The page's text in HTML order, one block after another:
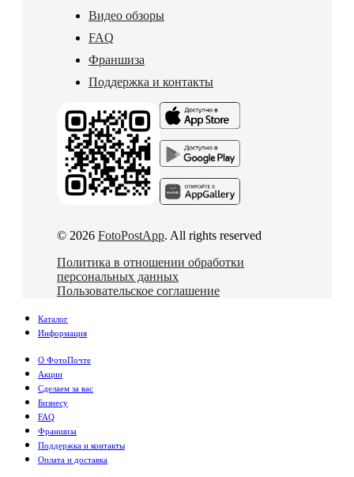
Видео обзоры
FAQ
Франшиза
Поддержка и контакты
© 2026 FotoPostApp. All rights reserved
Политика в отношении обработки
персональных данных
Пользовательское соглашение
Каталог
Информация
О ФотоПочте
Акции
Сделаем за вас
Бизнесу
FAQ
Франшиза
Поддержка и контакты
Оплата и доставка